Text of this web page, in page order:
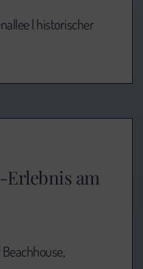
| historischer
am